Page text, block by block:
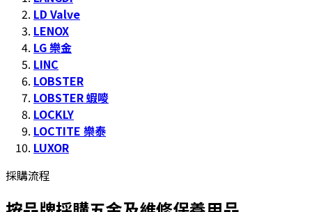
LD Valve
LENOX
LG 樂金
LINC
LOBSTER
LOBSTER 蝦嘜
LOCKLY
LOCTITE 樂泰
LUXOR
採購流程